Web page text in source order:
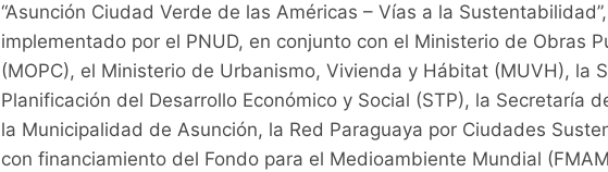
“Asunción Ciudad Verde de las Américas – Vías a la
implementado por el PNUD, en conjunto con el Ministerio de Obras
(MOPC), el Ministerio de Urbanismo, Vivienda y Hábitat (MUVH), la
Planificación del Desarrollo Económico y Social (STP), la Secretaría
la Municipalidad de Asunción, la Red Paraguaya por Ciudades
con financiamiento del Fondo para el Medioambiente Mundial